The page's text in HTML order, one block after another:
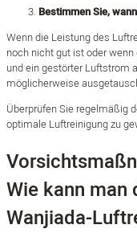
Bestimmen Sie,
Wenn die Leistung des
noch nicht gut ist oder
und ein gestörter Luftstrom
möglicherweise
Überprüfen Sie regelmäßig
optimale Luftreinigung zu
Wie kann man
Wanjiada-